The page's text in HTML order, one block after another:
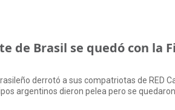
de Brasil se quedó con la
derrotó a sus compatriotas de RED
argentinos dieron pelea pero se